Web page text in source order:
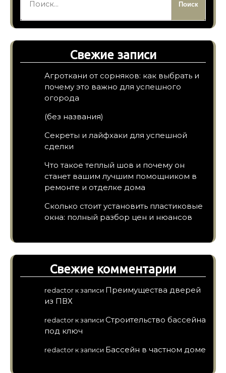
Свежие записи
Агроткани от сорняков: как выбрать и
почему это важно для успешного
огорода
(без названия)
Секреты и лайфхаки для успешной
сделки
Что такое теплый шов и почему он
станет вашим лучшим помощником в
ремонте и отделке дома
Сколько стоит установить пластиковые
окна: полный разбор цен и нюансов
Свежие комментарии
redactor к записи Преимущества дверей
из ПВХ
redactor к записи Строительство бассейна
под ключ
redactor к записи Бассейн в частном доме